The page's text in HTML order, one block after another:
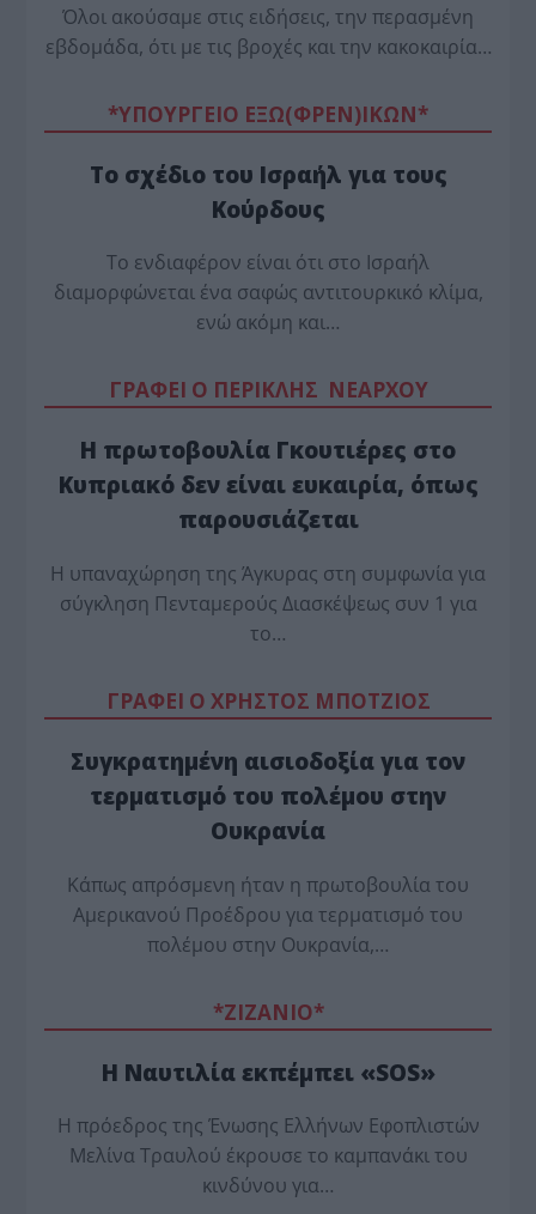
Όλοι ακούσαμε στις ειδήσεις, την περασμένη
εβδομάδα, ότι με τις βροχές και την κακοκαιρία…
*ΥΠΟΥΡΓΕΙΟ ΕΞΩ(ΦΡΕΝ)ΙΚΩΝ*
Το σχέδιο του Ισραήλ για τους
Κούρδους
Το ενδιαφέρον είναι ότι στο Ισραήλ
διαμορφώνεται ένα σαφώς αντιτουρκικό κλίμα,
ενώ ακόμη και…
ΓΡΑΦΕΙ Ο ΠΕΡΙΚΛΗΣ ΝΕΑΡΧΟΥ
Η πρωτοβουλία Γκουτιέρες στο
Κυπριακό δεν είναι ευκαιρία, όπως
παρουσιάζεται
Η υπαναχώρηση της Άγκυρας στη συμφωνία για
σύγκληση Πενταμερούς Διασκέψεως συν 1 για
το…
ΓΡΑΦΕΙ Ο ΧΡΗΣΤΟΣ ΜΠΟΤΖΙΟΣ
Συγκρατημένη αισιοδοξία για τον
τερματισμό του πολέμου στην
Ουκρανία
Κάπως απρόσμενη ήταν η πρωτοβουλία του
Αμερικανού Προέδρου για τερματισμό του
πολέμου στην Ουκρανία,…
*ZΙΖΑΝΙΟ*
Η Ναυτιλία εκπέμπει «SOS»
Η πρόεδρος της Ένωσης Ελλήνων Εφοπλιστών
Μελίνα Τραυλού έ­κρουσε το καμπανάκι του
κινδύνου για…